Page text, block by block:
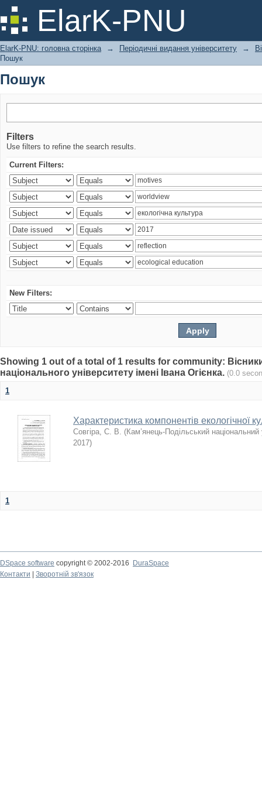
ElarK-PNU
Пошук
ElarK-PNU: головна сторінка → Періодичні видання університету →
Пошук
Пошук
Filters
Use filters to refine the search results.
Current Filters:
New Filters:
Showing 1 out of a total of 1 results for community:
національного університету імені Івана Огієнка. (0.0
1
Характеристика компонентів екологічної
Совгіра, С. В. (Кам’янець-Подільський національний
2017)
1
DSpace software copyright © 2002-2016
DuraSpace
Контакти
Зворотній зв'язок